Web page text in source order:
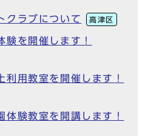
クラブについて 高津区
験を開催します！
利用教室を開催します！
体験教室を開講します！